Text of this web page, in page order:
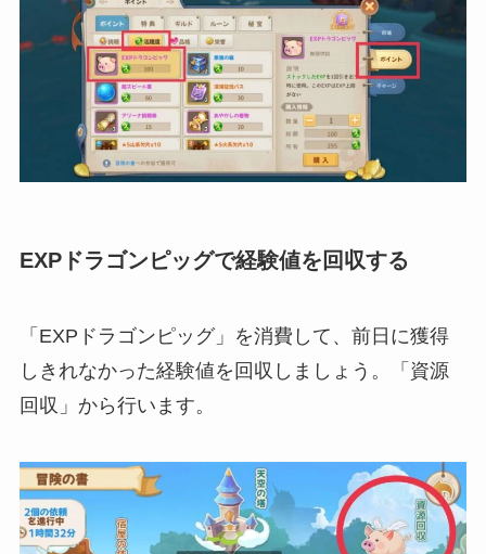
EXPドラゴンピッグで経験値を回収する
「EXPドラゴンピッグ」を消費して、前日に獲得
しきれなかった経験値を回収しましょう。「資源
回収」から行います。